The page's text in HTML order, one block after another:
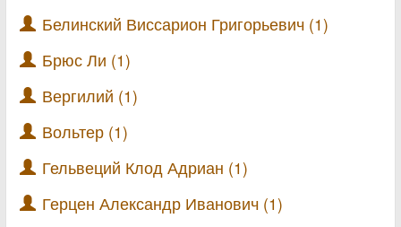
Белинский Виссарион Григорьевич (1)
Брюс Ли (1)
Вергилий (1)
Вольтер (1)
Гельвеций Клод Адриан (1)
Герцен Александр Иванович (1)